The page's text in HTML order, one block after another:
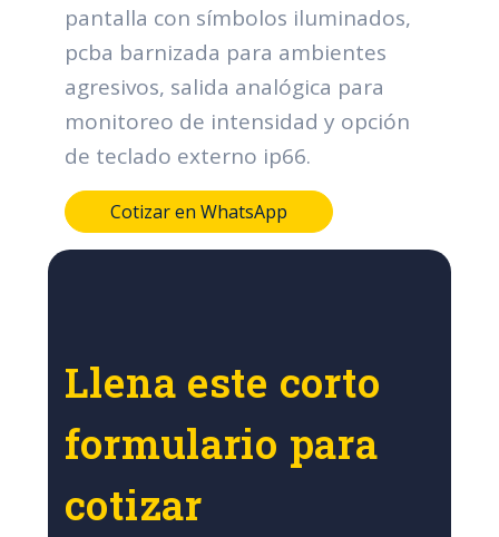
pantalla con símbolos iluminados,
pcba barnizada para ambientes
agresivos, salida analógica para
monitoreo de intensidad y opción
de teclado externo ip66.
Cotizar en WhatsApp
Llena este corto
formulario para
cotizar